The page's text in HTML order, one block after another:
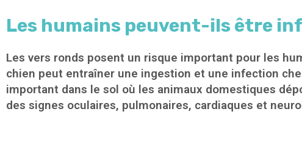
Les humains peuvent-ils être
Les vers ronds posent un risque important pour les
chien peut entraîner une ingestion et une infection
important dans le sol où les animaux domestiques
des signes oculaires, pulmonaires, cardiaques et